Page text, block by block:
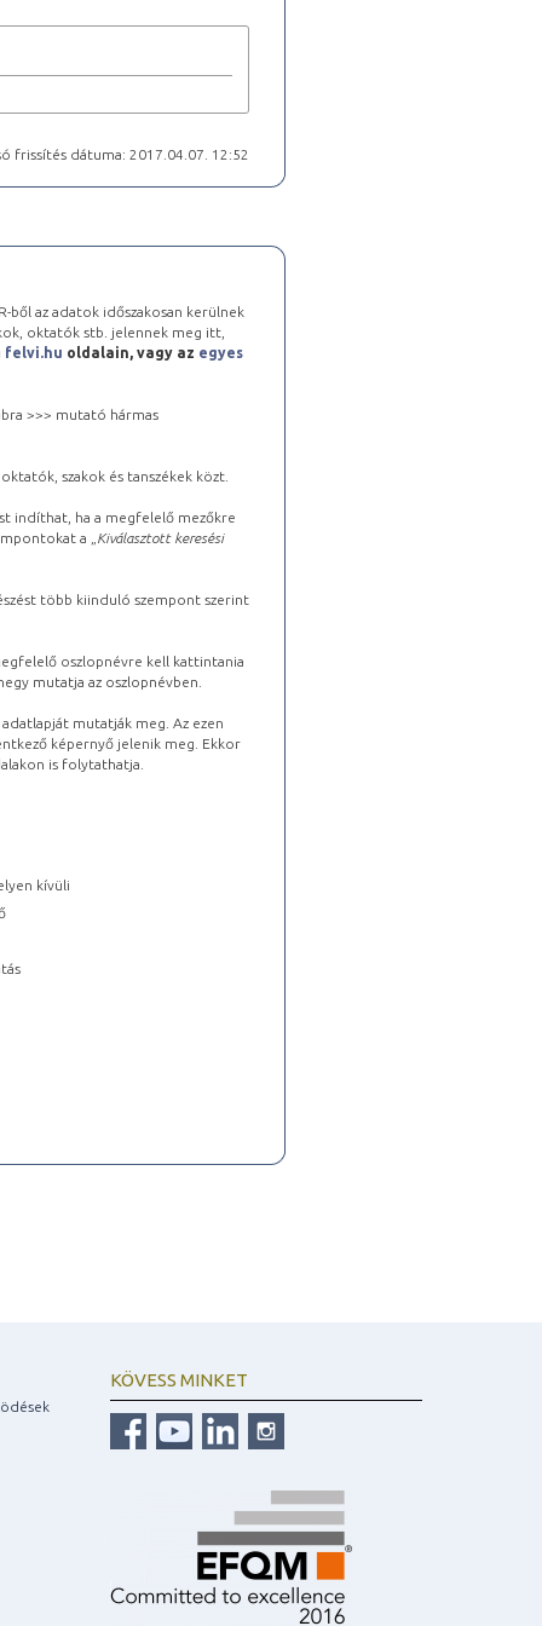
frissítés dátuma: 2017.04.07. 12:52
ből az adatok időszakosan kerülnek
oktatók stb. jelennek meg itt,
felvi.hu oldalain, vagy az egyes
>>> mutató hármas
szakok és tanszékek közt.
indíthat, ha a megfelelő mezőkre
a „ Kiválasztott keresési
több kiinduló szempont szerint
oszlopnévre kell kattintania
mutatja az oszlopnévben.
mutatják meg. Az ezen
képernyő jelenik meg. Ekkor
is folytathatja.
kívüli
KÖVESS MINKET